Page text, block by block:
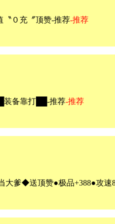
〝０充〞顶赞-推荐-推荐
装备靠打██-推荐-推荐
爹◆送顶赞●极品+388●攻速